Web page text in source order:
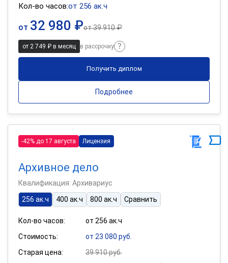
Кол-во часов:от 256 ак.ч
от 32 980 ₽от39 910 ₽
от 2 749 ₽ в месяц в рассрочку
Получить диплом
Подробнее
-42% до 17 августа Лицензия
Архивное дело
Квалификация: Архивариус
256 ак.ч
400 ак.ч 800 ак.ч Сравнить
Кол-во часов:
от 256 ак.ч
Стоимость:
от 23 080 руб.
Старая цена:
39 910 руб.